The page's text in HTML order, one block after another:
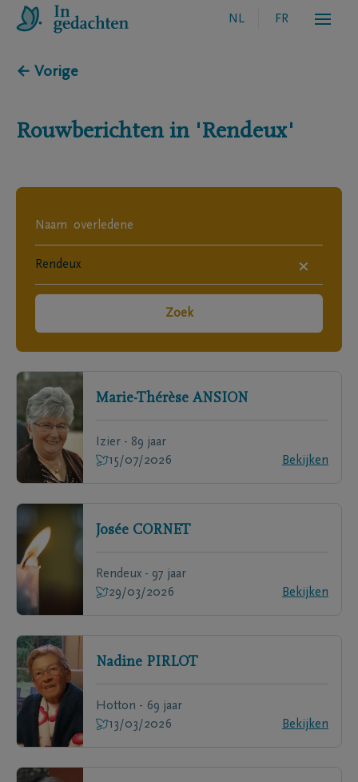
NL FR
← Vorige
Rouwberichten in 'Rendeux'
×
Zoek
Marie-Thérèse ANSION
Izier - 89 jaar
15/07/2026
Bekijken
Josée CORNET
Rendeux - 97 jaar
29/03/2026
Bekijken
Nadine PIRLOT
Hotton - 69 jaar
13/03/2026
Bekijken